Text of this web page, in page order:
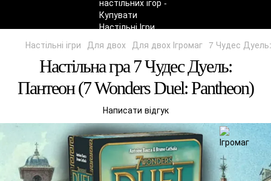
Настільні ігри Для двох Для двох Ігромаг 7 Чудес
Настільна гра 7 Чудес Дуель:
Пантеон (7 Wonders Duel: Pantheon)
Написати відгук